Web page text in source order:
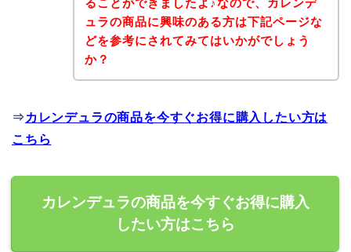
ることができましたよ♪なので、カレンデ
ュラの商品に興味のある方は下記ページな
どを参考にされてみてはいかがでしょう
か？
⇒ カレンデュラの商品を今すぐお得に購入したい方は
こちら
カレンデュラの商品を今すぐお得に購入
したい方はこちら